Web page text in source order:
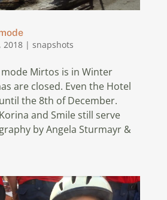
2018| snapshots
Mirtos is in Winter
are closed. Even the Hotel
the 8th of December.
and Smile still serve
by Angela Sturmayr &